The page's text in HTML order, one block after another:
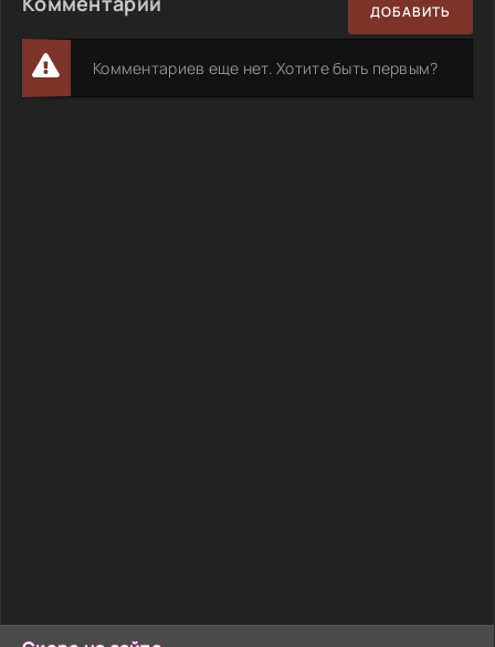
ДОБАВИТЬ
Комментариев еще нет. Хотите быть первым?